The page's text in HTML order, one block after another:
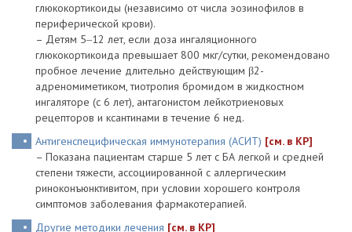
глюкокортикоиды (независимо от числа эозинофилов в
периферической крови).
– Детям 5‒12 лет, если доза ингаляционного
глюкокортикоида превышает 800 мкг/сутки, рекомендовано
пробное лечение длительно действующим β2-
адреномиметиком, тиотропия бромидом в жидкостном
ингаляторе (с 6 лет), антагонистом лейкотриеновых
рецепторов и ксантинами в течение 6 нед.
Антигенспецифическая иммунотерапия (АСИТ) [см. в КР]
– Показана пациентам старше 5 лет с БА легкой и средней
степени тяжести, ассоциированной с аллергическим
риноконъюнктивитом, при условии хорошего контроля
симптомов заболевания фармакотерапией.
Другие методики лечения [см. в КР]